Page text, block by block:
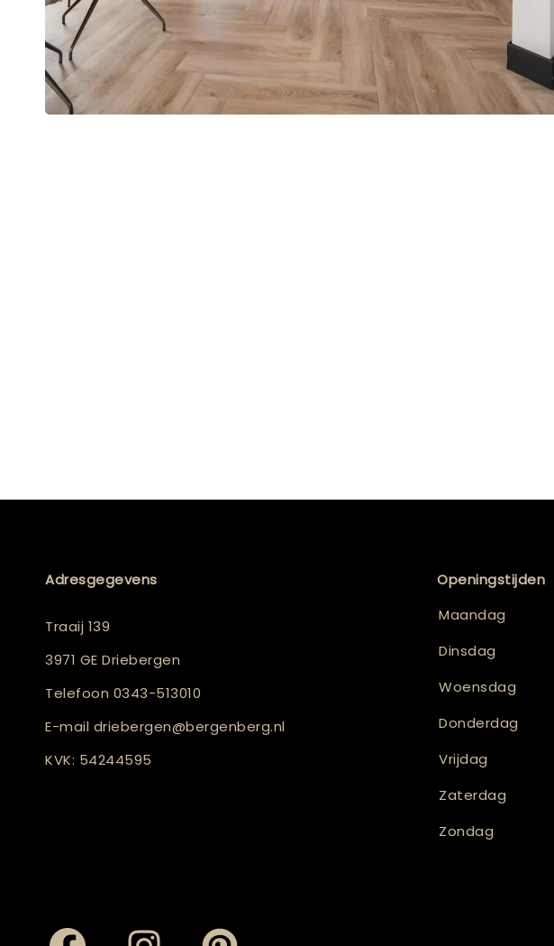
Adresgegevens
Traaij 139
3971 GE Driebergen
Telefoon 0343-513010
E-mail driebergen@bergenberg.nl
KVK: 54244595
Openingstijden
Maandag
Dinsdag
Woensdag
Donderdag
Vrijdag
Zaterdag
Zondag